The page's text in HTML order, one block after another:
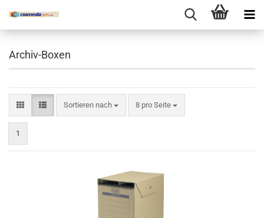
Archiv-Boxen
Sortieren nach
Sortieren nach 8 pro Seite
pro Seite
1